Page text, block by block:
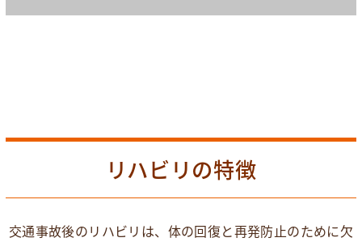
リハビリの特徴
交通事故後のリハビリは、体の回復と再発防止のために欠